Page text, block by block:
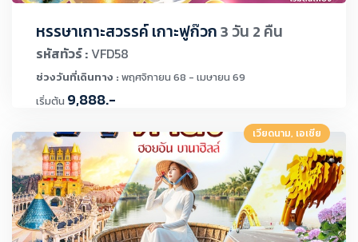
หรรษาเกาะสวรรค์ เกาะฟูก๊วก3 วัน 2 คืน
รหัสทัวร์ : VFD58
ช่วงวันที่เดินทาง : พฤศจิกายน 68 - เมษายน 69
เริ่มต้น 9,888.-
เวียดนาม, เอเชีย